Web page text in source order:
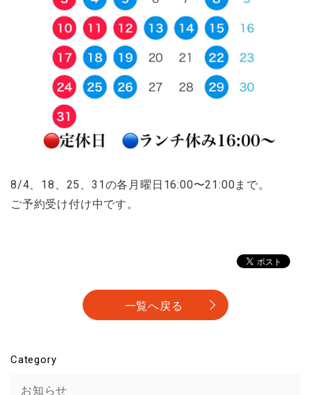
8/4、18、25、31の各月曜日16:00〜21:00まで。
ご予約受け付け中です。
一覧へ戻る
Category
お知らせ